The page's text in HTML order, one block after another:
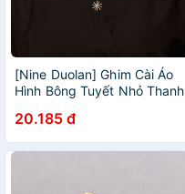
[Nine Duolan] Ghim Cài Áo
Hình Bông Tuyết Nhỏ Thanh
Phụ Kiện Cho Nữ
20.185 đ